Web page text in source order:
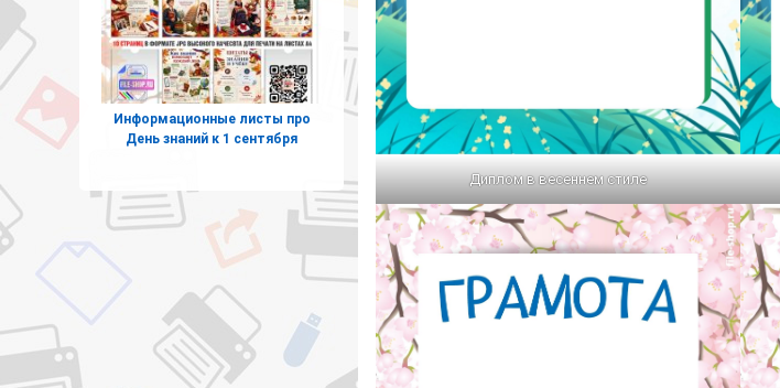
Диплом в весеннем стиле
Информационные листы про
День знаний к 1 сентября